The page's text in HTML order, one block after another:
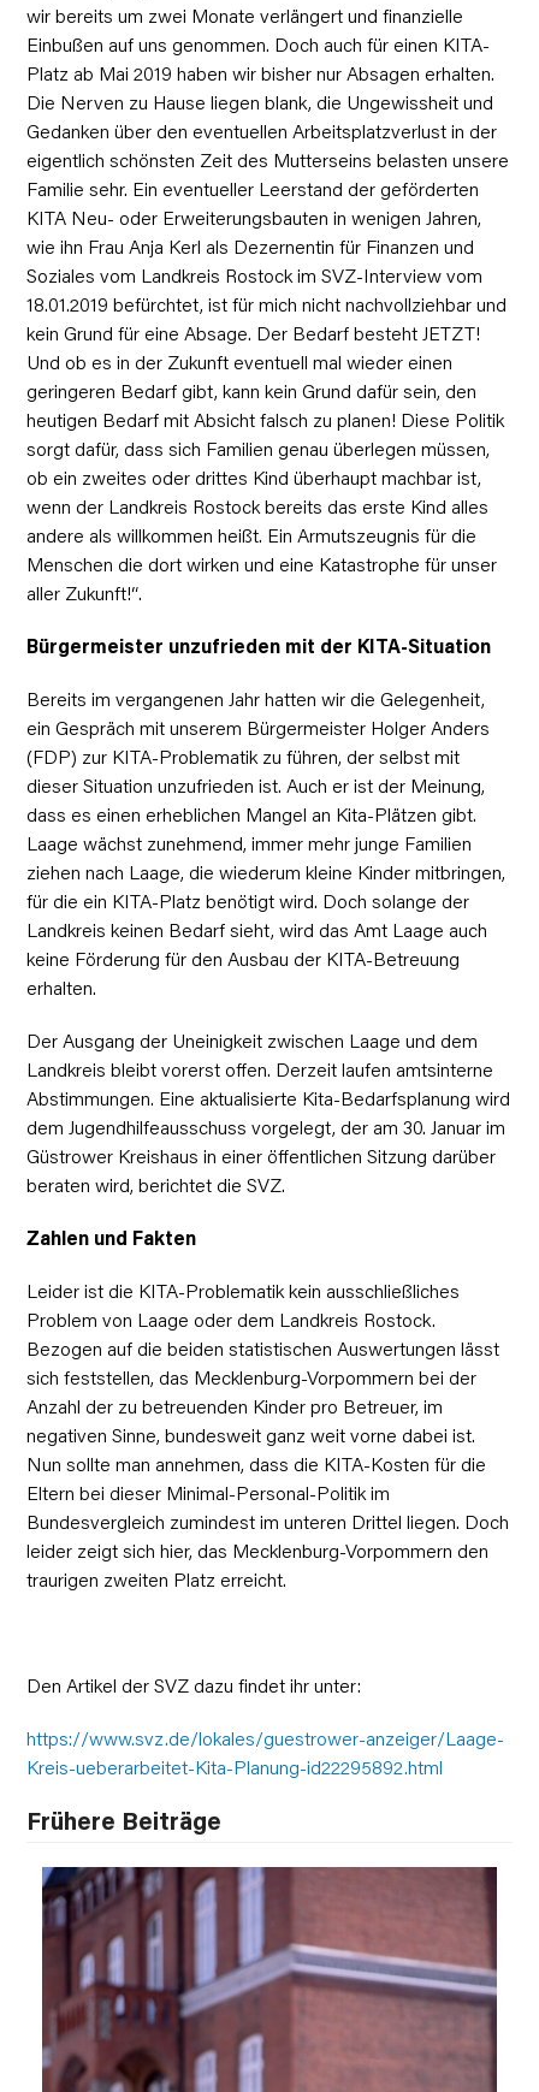
wir bereits um zwei Monate verlängert und finanzielle
Einbußen auf uns genommen. Doch auch für einen KITA-
Platz ab Mai 2019 haben wir bisher nur Absagen erhalten.
Die Nerven zu Hause liegen blank, die Ungewissheit und
Gedanken über den eventuellen Arbeitsplatzverlust in der
eigentlich schönsten Zeit des Mutterseins belasten unsere
Familie sehr. Ein eventueller Leerstand der geförderten
KITA Neu- oder Erweiterungsbauten in wenigen Jahren,
wie ihn Frau Anja Kerl als Dezernentin für Finanzen und
Soziales vom Landkreis Rostock im SVZ-Interview vom
18.01.2019 befürchtet, ist für mich nicht nachvollziehbar und
kein Grund für eine Absage. Der Bedarf besteht JETZT!
Und ob es in der Zukunft eventuell mal wieder einen
geringeren Bedarf gibt, kann kein Grund dafür sein, den
heutigen Bedarf mit Absicht falsch zu planen! Diese Politik
sorgt dafür, dass sich Familien genau überlegen müssen,
ob ein zweites oder drittes Kind überhaupt machbar ist,
wenn der Landkreis Rostock bereits das erste Kind alles
andere als willkommen heißt. Ein Armutszeugnis für die
Menschen die dort wirken und eine Katastrophe für unser
aller Zukunft!“.
Bürgermeister unzufrieden mit der KITA-Situation
Bereits im vergangenen Jahr hatten wir die Gelegenheit,
ein Gespräch mit unserem Bürgermeister Holger Anders
(FDP) zur KITA-Problematik zu führen, der selbst mit
dieser Situation unzufrieden ist. Auch er ist der Meinung,
dass es einen erheblichen Mangel an Kita-Plätzen gibt.
Laage wächst zunehmend, immer mehr junge Familien
ziehen nach Laage, die wiederum kleine Kinder mitbringen,
für die ein KITA-Platz benötigt wird. Doch solange der
Landkreis keinen Bedarf sieht, wird das Amt Laage auch
keine Förderung für den Ausbau der KITA-Betreuung
erhalten.
Der Ausgang der Uneinigkeit zwischen Laage und dem
Landkreis bleibt vorerst offen. Derzeit laufen amtsinterne
Abstimmungen. Eine aktualisierte Kita-Bedarfsplanung wird
dem Jugendhilfeausschuss vorgelegt, der am 30. Januar im
Güstrower Kreishaus in einer öffentlichen Sitzung darüber
beraten wird, berichtet die SVZ.
Zahlen und Fakten
Leider ist die KITA-Problematik kein ausschließliches
Problem von Laage oder dem Landkreis Rostock.
Bezogen auf die beiden statistischen Auswertungen lässt
sich feststellen, das Mecklenburg-Vorpommern bei der
Anzahl der zu betreuenden Kinder pro Betreuer, im
negativen Sinne, bundesweit ganz weit vorne dabei ist.
Nun sollte man annehmen, dass die KITA-Kosten für die
Eltern bei dieser Minimal-Personal-Politik im
Bundesvergleich zumindest im unteren Drittel liegen. Doch
leider zeigt sich hier, das Mecklenburg-Vorpommern den
traurigen zweiten Platz erreicht.
Den Artikel der SVZ dazu findet ihr unter:
https://www.svz.de/lokales/guestrower-anzeiger/Laage-
Kreis-ueberarbeitet-Kita-Planung-id22295892.html
Frühere Beiträge